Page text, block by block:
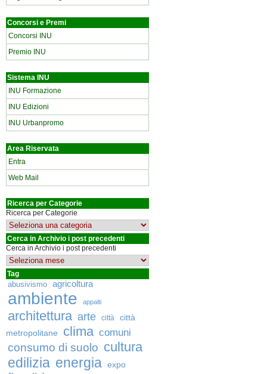
Concorsi e Premi
Concorsi INU
Premio INU
Sistema INU
INU Formazione
INU Edizioni
INU Urbanpromo
Area Riservata
Entra
Web Mail
Ricerca per Categorie
Ricerca per Categorie
Cerca in Archivio i post precedenti
Cerca in Archivio i post precedenti
Tag
abusivismo agricoltura
ambiente appalti
architettura arte città
città
metropolitane
clima comuni
consumo di suolo cultura
edilizia energia expo